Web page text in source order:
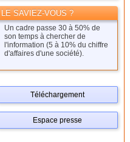
LE SAVIEZ-VOUS ?
Un cadre passe 30 à 50% de
son temps à chercher de
l'information (5 à 10% du chiffre
d'affaires d'une société).
Téléchargement
Espace presse